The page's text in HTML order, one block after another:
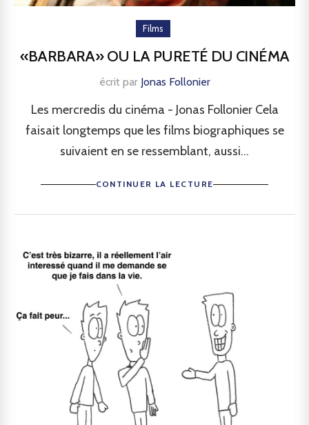
Films
«BARBARA» OU LA PURETÉ DU CINÉMA
écrit par Jonas Follonier
Les mercredis du cinéma - Jonas Follonier Cela
faisait longtemps que les films biographiques se
suivaient en se ressemblant, aussi...
CONTINUER LA LECTURE